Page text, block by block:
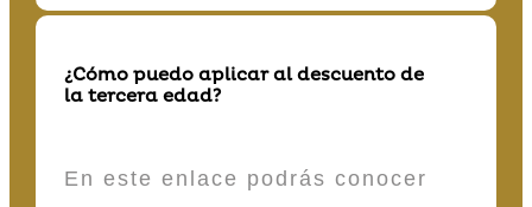
¿Cómo puedo aplicar al descuento de
la tercera edad?
En este enlace podrás conocer